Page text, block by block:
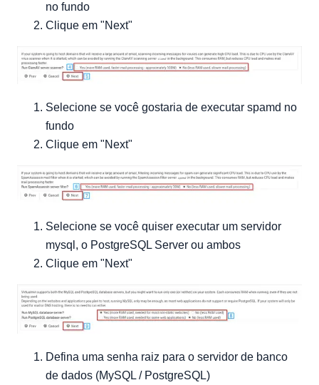
no fundo
Clique em "Next"
Selecione se você gostaria de executar spamd no
fundo
Clique em "Next"
Selecione se você quiser executar um servidor
mysql, o PostgreSQL Server ou ambos
Clique em "Next"
Defina uma senha raiz para o servidor de banco
de dados (MySQL / PostgreSQL)